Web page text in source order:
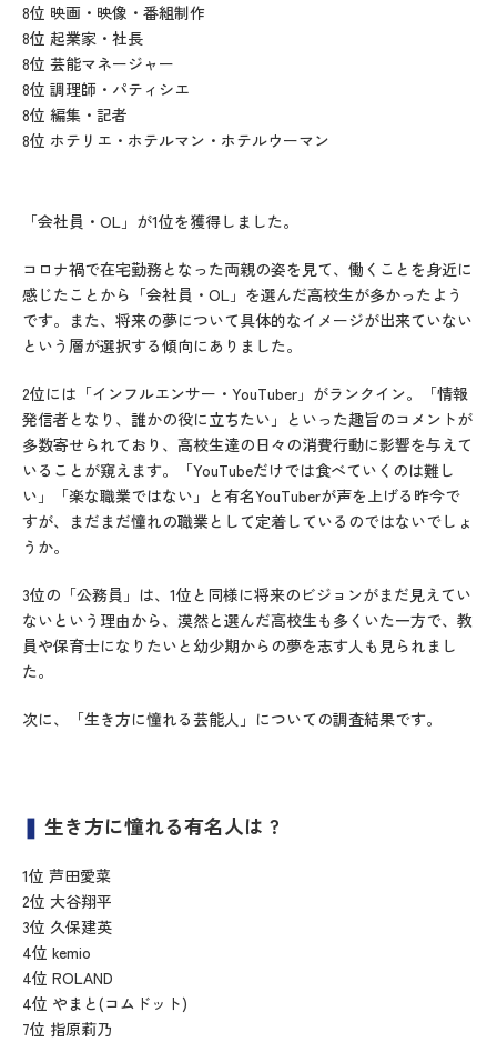
8位 映画・映像・番組制作
8位 起業家・社長
8位 芸能マネージャー
8位 調理師・パティシエ
8位 編集・記者
8位 ホテリエ・ホテルマン・ホテルウーマン
「会社員・OL」が1位を獲得しました。
コロナ禍で在宅勤務となった両親の姿を見て、働くことを身近に
感じたことから「会社員・OL」を選んだ高校生が多かったよう
です。また、将来の夢について具体的なイメージが出来ていない
という層が選択する傾向にありました。
2位には「インフルエンサー・YouTuber」がランクイン。「情報
発信者となり、誰かの役に立ちたい」といった趣旨のコメントが
多数寄せられており、高校生達の日々の消費行動に影響を与えて
いることが窺えます。「YouTubeだけでは食べていくのは難し
い」「楽な職業ではない」と有名YouTuberが声を上げる昨今で
すが、まだまだ憧れの職業として定着しているのではないでしょ
うか。
3位の「公務員」は、1位と同様に将来のビジョンがまだ見えてい
ないという理由から、漠然と選んだ高校生も多くいた一方で、教
員や保育士になりたいと幼少期からの夢を志す人も見られまし
た。
次に、「生き方に憧れる芸能人」についての調査結果です。
❚ 生き方に憧れる有名人は ?
1位 芦田愛菜
2位 大谷翔平
3位 久保建英
4位 kemio
4位 ROLAND
4位 やまと(コムドット)
7位 指原莉乃